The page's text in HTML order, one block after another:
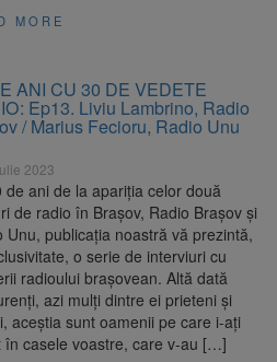
MORE
ANI CU 30 DE VEDETE
Ep13. Liviu Lambrino, Radio
/ Marius Fecioru, Radio Unu
2023
de ani de la apariția celor două
de radio în Brașov, Radio Brașov și
Unu, publicația noastră vă prezintă,
o serie de interviuri cu
radioului brașovean. Altă dată
azi mulți dintre ei prieteni și
aceștia sunt oamenii pe care i-ați
în casele voastre, care v-au […]